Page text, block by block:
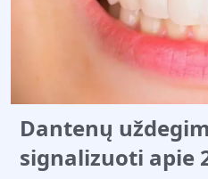
Dantenų
signalizuoti apie